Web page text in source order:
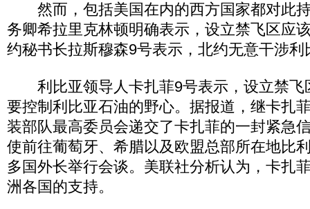
然而，包括美国在内的西方国家都对此
务卿希拉里克林顿明确表示，设立禁飞区应
约秘书长拉斯穆森9号表示，北约无意干涉利
利比亚领导人卡扎菲9号表示，设立禁飞
要控制利比亚石油的野心。据报道，继卡扎
装部队最高委员会递交了卡扎菲的一封紧急
使前往葡萄牙、希腊以及欧盟总部所在地比
多国外长举行会谈。美联社分析认为，卡扎
洲各国的支持。